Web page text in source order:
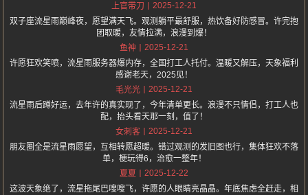
上官带刀
2025-12-21
双子座流星雨巅峰夜，愿望满天飞。观测躺平最舒服，热饮备好防感冒。许完抱
团取暖，友情拉满，浪漫到爆！
鱼神
2025-12-21
许愿狂欢笑喷，流星雨服务器爆内存，全国打工人托付。温暖又解压，天象福利
感谢老天，2025见！
毛光光
2025-12-21
流星雨后蹲好运，去年许的真实现了，今年清单更长。浪漫不只情侣，打工人也
配，抬头看天那一刻，值了！
女刺客
2025-12-21
朋友圈全是流星雨愿望，互相转愿超暖。错过观测的发旧图也行，集体狂欢不落
单，梗玩得6，治愈一整年！
夏夏
2025-12-22
这波天象绝了，流星拖尾巴嗖嗖飞，许愿的人眼睛亮晶晶。年底焦虑全赶走，相